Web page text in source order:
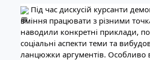
Під час дискусій курсанти
вміння працювати з різними
наводили конкретні приклади,
соціальні аспекти теми та
ланцюжки аргументів. Особливо